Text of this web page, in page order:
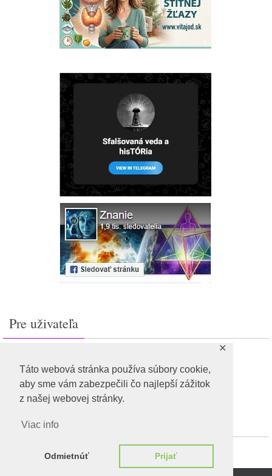
Táto webová stránka používa súbory cookie,
aby sme vám zabezpečili čo najlepší zážitok
z našej webovej stránky.
Viac info
Odmietnúť Prijať
✕
Pre uživateľa
Feed záznamov
RSS feed komentárov
WordPress.org